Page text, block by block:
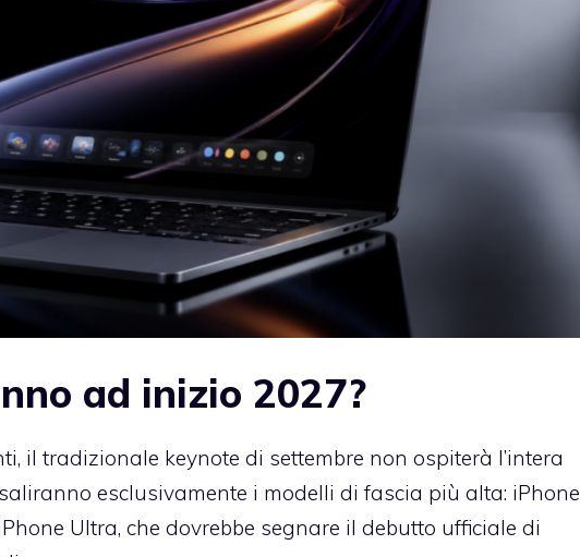
ad inizio 2027?
il tradizionale keynote di settembre non ospiterà l’intera
esclusivamente i modelli di fascia più alta: iPhone
Ultra, che dovrebbe segnare il debutto ufficiale di